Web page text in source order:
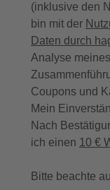
(inklusive den
bin mit der
Daten durch
Analyse
Coupons und
Mein
Nach
ich einen 10 €
Bitte beachte